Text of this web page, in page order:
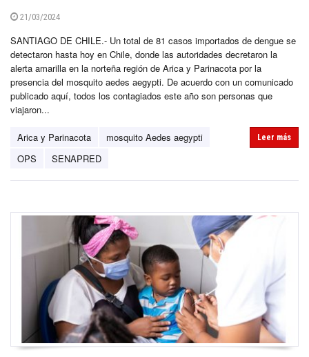
21/03/2024
SANTIAGO DE CHILE.- Un total de 81 casos importados de dengue se
detectaron hasta hoy en Chile, donde las autoridades decretaron la
alerta amarilla en la norteña región de Arica y Parinacota por la
presencia del mosquito aedes aegypti. De acuerdo con un comunicado
publicado aquí, todos los contagiados este año son personas que
viajaron...
Arica y Parinacota
mosquito Aedes aegypti
OPS
SENAPRED
Leer más